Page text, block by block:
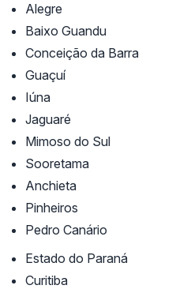
Alegre
Baixo Guandu
Conceição da Barra
Guaçuí
Iúna
Jaguaré
Mimoso do Sul
Sooretama
Anchieta
Pinheiros
Pedro Canário
Estado do Paraná
Curitiba